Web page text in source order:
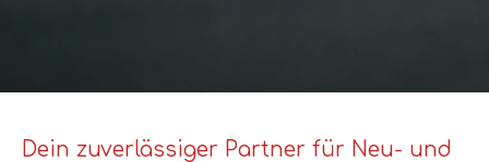
Dein zuverlässiger Partner für Neu- und